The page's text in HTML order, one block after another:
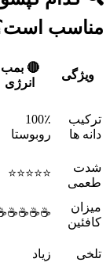
مناسب
ویژگی
🔴 بمب
انرژی
ترکیب
دانه ها
100٪
روبوستا
شدت
طعمی
⭐⭐⭐⭐⭐
میزان
کافئین
تلخی زیاد